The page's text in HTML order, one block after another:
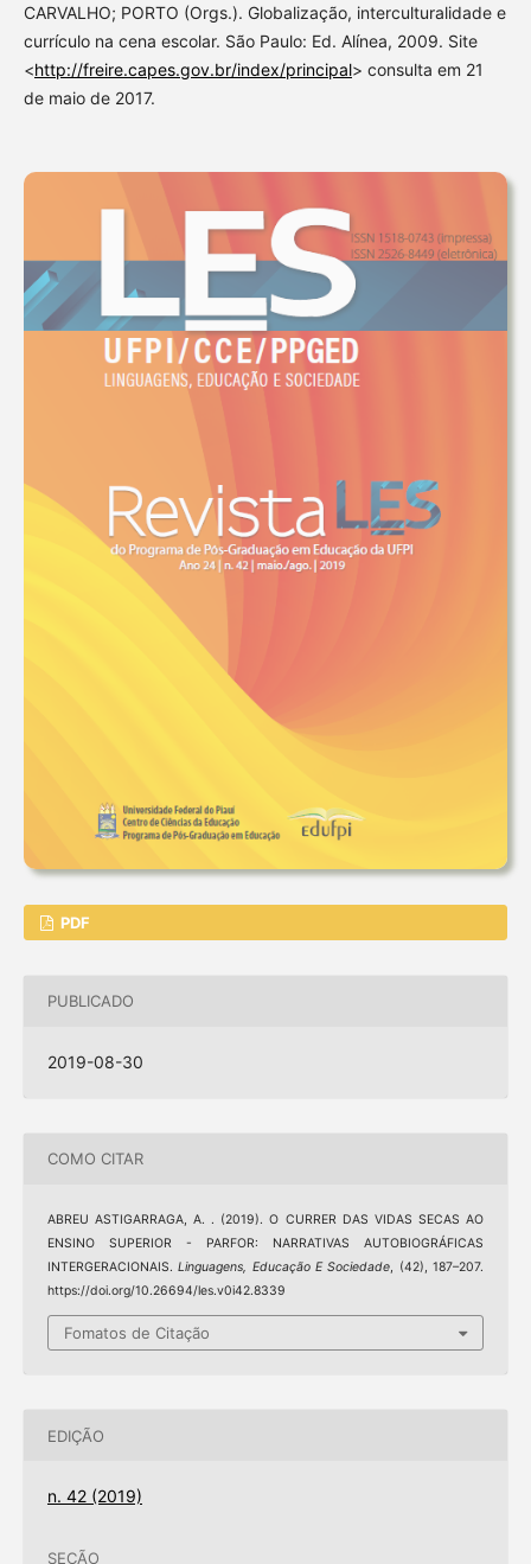
CARVALHO; PORTO (Orgs.). Globalização, interculturalidade e
currículo na cena escolar. São Paulo: Ed. Alínea, 2009. Site
<http://freire.capes.gov.br/index/principal> consulta em 21
de maio de 2017.
PDF
PUBLICADO
2019-08-30
COMO CITAR
ABREU ASTIGARRAGA, A. . (2019). O CURRER DAS VIDAS SECAS AO
ENSINO SUPERIOR - PARFOR: NARRATIVAS AUTOBIOGRÁFICAS
INTERGERACIONAIS.Linguagens, Educação E Sociedade , (42), 187–207.
https://doi.org/10.26694/les.v0i42.8339
Fomatos de Citação
EDIÇÃO
n. 42 (2019)
SEÇÃO